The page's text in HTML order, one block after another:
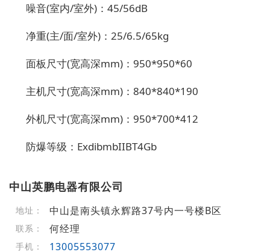
噪音(室内/室外)：45/56dB
净重(主/面/室外)：25/6.5/65kg
面板尺寸(宽高深mm)：950*950*60
主机尺寸(宽高深mm)：840*840*190
外机尺寸(宽高深mm)：950*700*412
防爆等级： ExdibmbIIBT4Gb
中山英鹏电器有限公司
地址： 中山是南头镇永辉路37号内一号楼B区
联系： 何经理
手机： 13005553077